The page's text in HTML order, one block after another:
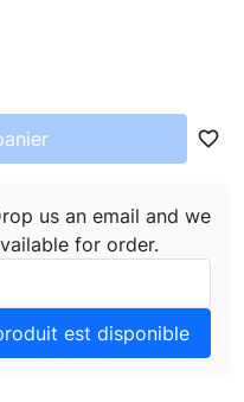
favorite_border
us an email and we
for order.
est disponible